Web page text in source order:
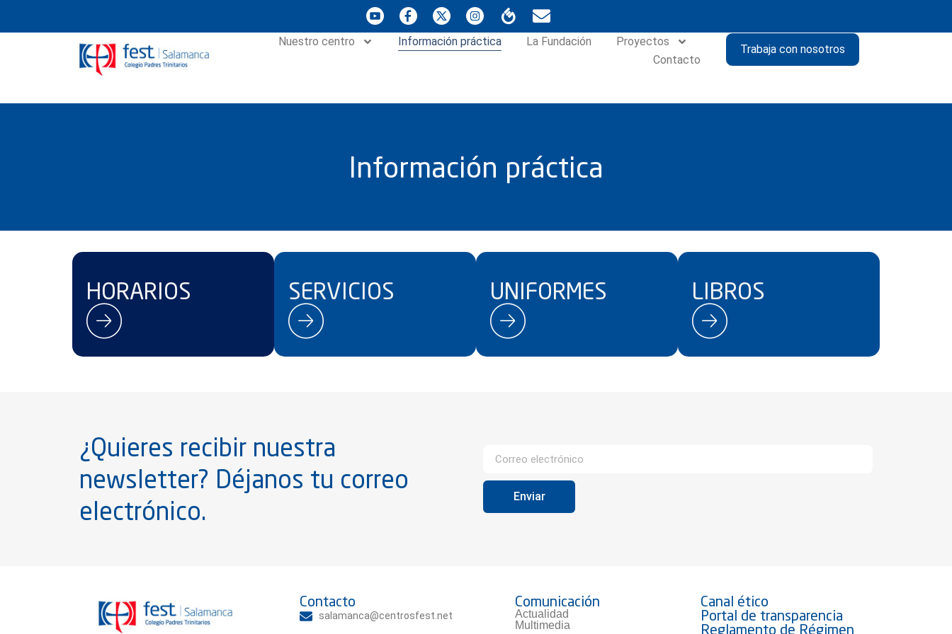
Nuestro centro Información práctica La Fundación
Proyectos
Contacto
Trabaja con nosotros
Información práctica
HORARIOS SERVICIOS UNIFORMES LIBROS
¿Quieres recibir nuestra
newsletter? Déjanos tu correo
electrónico.
Enviar
Contacto
salamanca@centrosfest.net
Comunicación
Actualidad
Multimedia
Canal ético
Portal de transparencia
Reglamento de Régimen